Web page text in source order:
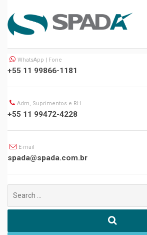
WhatsApp | Fone
+55 11 99866-1181
Adm, Suprimentos e RH
+55 11 99472-4228
E-mail
spada@spada.com.br
por: